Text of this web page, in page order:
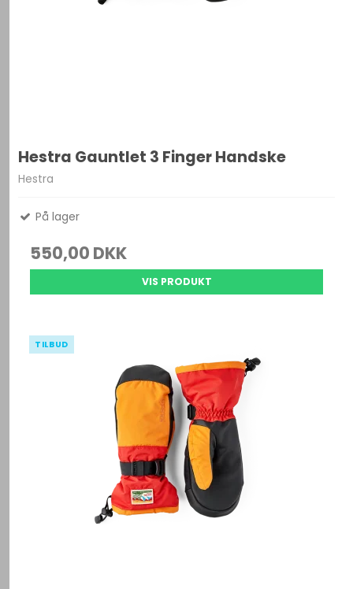
Hestra Gauntlet 3 Finger Handske
Hestra
På lager
550,00 DKK
VIS PRODUKT
TILBUD